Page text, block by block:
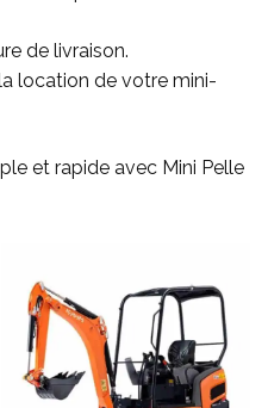
de livraison.
location de votre mini-
et rapide avec Mini Pelle